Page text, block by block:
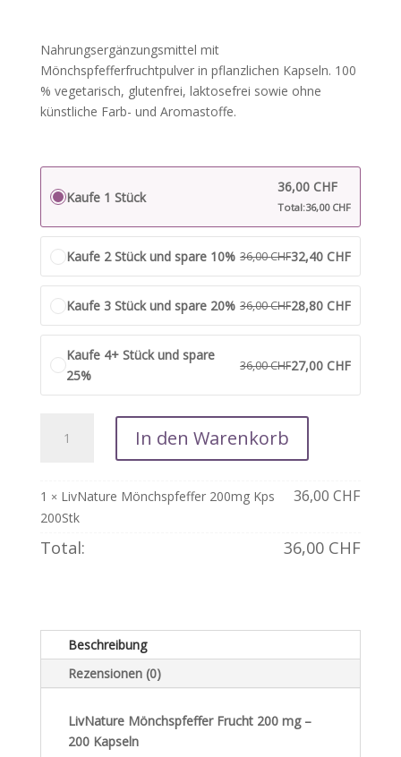
Nahrungsergänzungsmittel mit
Mönchspfefferfruchtpulver in pflanzlichen Kapseln. 100
% vegetarisch, glutenfrei, laktosefrei sowie ohne
künstliche Farb- und Aromastoffe.
Kaufe 1 Stück
36,00 CHF
Total:36,00 CHF
Kaufe 2 Stück und spare 10% 36,00CHF32,40 CHF
Kaufe 3 Stück und spare 20% 36,00CHF28,80 CHF
Kaufe 4+ Stück und spare
25%
36,00CHF27,00 CHF
Mönchspfeffer
200Stk
Menge
In den Warenkorb
1 × LivNature Mönchspfeffer 200mg Kps
200Stk
36,00CHF
Total: 36,00 CHF
Beschreibung
Rezensionen (0)
LivNature Mönchspfeffer Frucht 200 mg –
200 Kapseln